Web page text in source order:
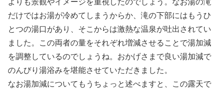
よりも景観やイメージを重視したのでしょう。なお湯の滝
だけではお湯が冷めてしまうからか、滝の下部にはもうひ
とつの湯口があり、そこからは激熱な温泉が吐出されてい
ました。この両者の量をそれぞれ増減させることで湯加減
を調整しているのでしょうね。おかげさまで良い湯加減で
のんびり湯浴みを堪能させていただきました。
なお湯加減についてもうちょっと述べますと、この露天で